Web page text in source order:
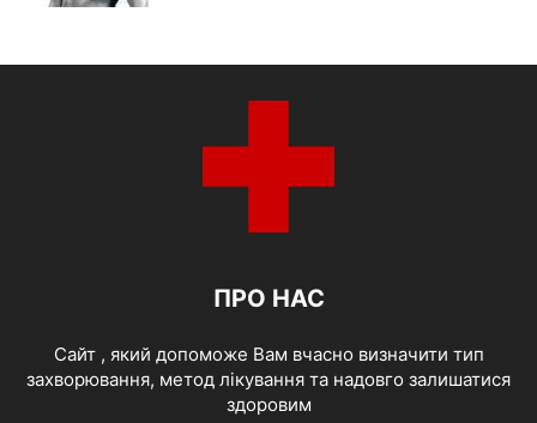
ПРО НАС
Cайт , який допоможе Вам вчасно визначити тип
захворювання, метод лікування та надовго залишатися
здоровим